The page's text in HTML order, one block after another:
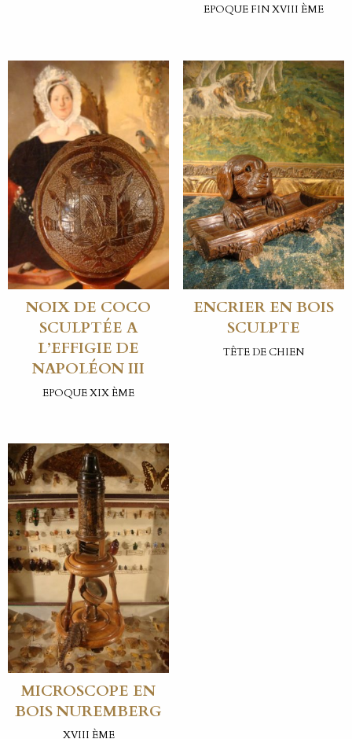
EPOQUE FIN XVIII ÈME
NOIX DE COCO
SCULPTÉE A
L’EFFIGIE DE
NAPOLÉON III
EPOQUE XIX ÈME
ENCRIER EN BOIS
SCULPTE
TÊTE DE CHIEN
MICROSCOPE EN
BOIS NUREMBERG
XVIII ÈME